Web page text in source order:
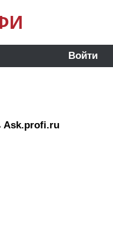
Войти
Ask.profi.ru